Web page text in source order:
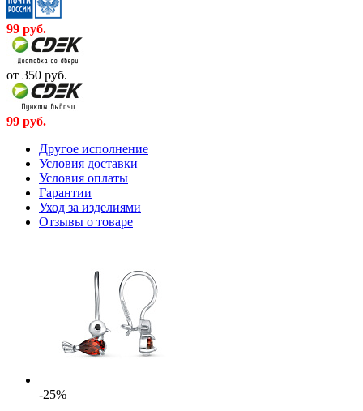
99 руб.
от 350 руб.
99 руб.
Другое исполнение
Условия доставки
Условия оплаты
Гарантии
Уход за изделиями
Отзывы о товаре
-25%